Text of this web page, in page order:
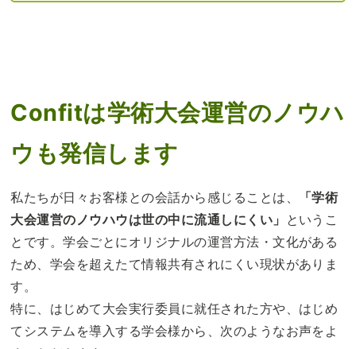
Confitは学術大会運営のノウハ
ウも発信します
私たちが日々お客様との会話から感じることは、
「学術
大会運営のノウハウは世の中に流通しにくい」 というこ
とです。学会ごとにオリジナルの運営方法・文化がある
ため、学会を超えたて情報共有されにくい現状がありま
す。
特に、はじめて大会実行委員に就任された方や、はじめ
てシステムを導入する学会様から、次のようなお声をよ